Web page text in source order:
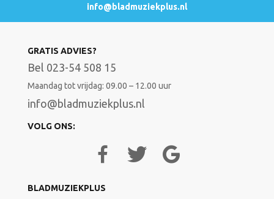
info@bladmuziekplus.nl
GRATIS ADVIES?
Bel 023-54 508 15
Maandag tot vrijdag: 09.00 – 12.00 uur
info@bladmuziekplus.nl
VOLG ONS:
BLADMUZIEKPLUS